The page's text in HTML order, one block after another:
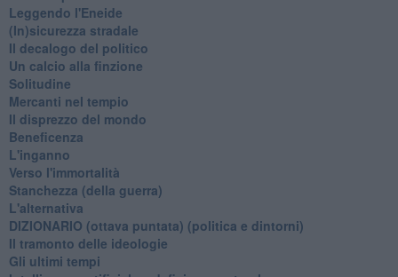
Leggendo l'Eneide
​(In)sicurezza stradale
Il decalogo del politico
Un calcio alla finzione
Solitudine
Mercanti nel tempio
Il disprezzo del mondo
Beneficenza
L'inganno
Verso l'immortalità
Stanchezza (della guerra)
L'alternativa
​DIZIONARIO (ottava puntata) (politica e dintorni)
Il tramonto delle ideologie
Gli ultimi tempi